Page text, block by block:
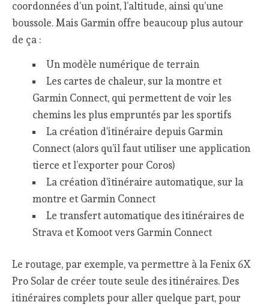
coordonnées d’un point, l’altitude, ainsi qu’une
boussole. Mais Garmin offre beaucoup plus autour
de ça :
Un modèle numérique de terrain
Les cartes de chaleur, sur la montre et
Garmin Connect, qui permettent de voir les
chemins les plus empruntés par les sportifs
La création d’itinéraire depuis Garmin
Connect (alors qu’il faut utiliser une application
tierce et l’exporter pour Coros)
La création d’itinéraire automatique, sur la
montre et Garmin Connect
Le transfert automatique des itinéraires de
Strava et Komoot vers Garmin Connect
Le routage, par exemple, va permettre à la Fenix 6X
Pro Solar de créer toute seule des itinéraires. Des
itinéraires complets pour aller quelque part, pour